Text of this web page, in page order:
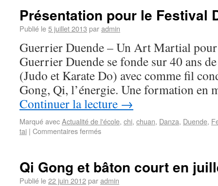
Présentation pour le Festival
Publié le5 juillet 2013 paradmin
Guerrier Duende – Un Art Martial
Guerrier Duende se fonde sur 40 ans
(Judo et Karate Do) avec comme fil
Gong, Qi, l’énergie. Une formation en
Continuer la lecture →
Marqué avecActualité de l'école, chi, chuan, Danza, Duende,
tai | Commentaires fermés
Qi Gong et bâton court en
Publié le22 juin 2012paradmin